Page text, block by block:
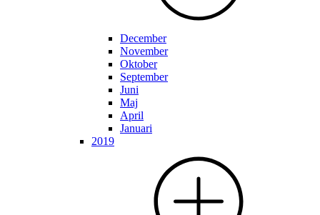
December
November
Oktober
September
Juni
Maj
April
Januari
2019